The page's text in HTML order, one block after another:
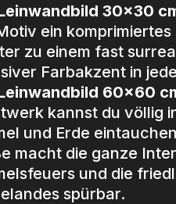
30×30
ein komprimiertes
zu einem fast
Farbakzent in
60×60
kannst du völlig
und Erde
macht die ganze
und die
spürbar.